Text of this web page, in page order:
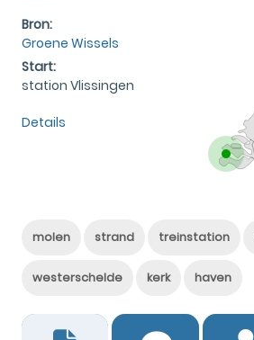
Bron:
Groene Wissels
Start:
station Vlissingen
Details
molen strand treinstation
westerschelde kerk haven